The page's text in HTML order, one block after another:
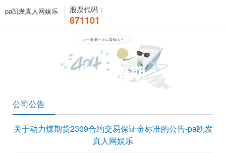
pa凯发真人网娱乐 股票代码：
871101
关于福期
公司公告
关于动力煤期货2309合约交易保证金标准的公告-pa凯发
真人网娱乐